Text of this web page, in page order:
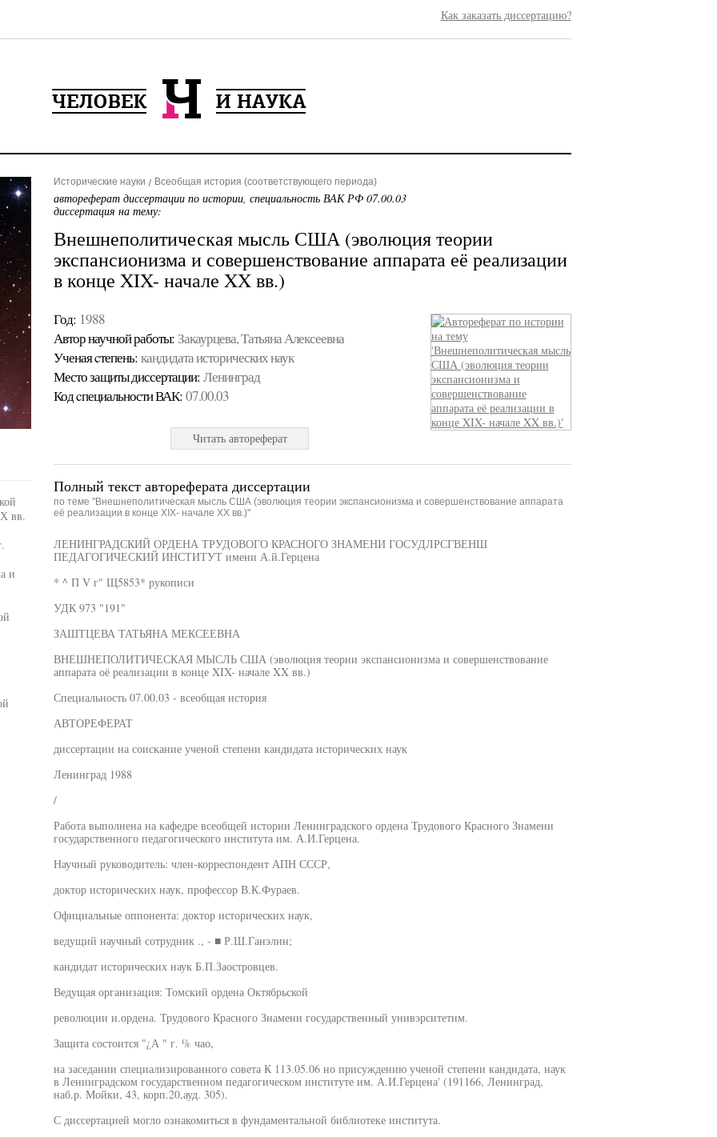
Как заказать диссертацию?
Исторические науки Всеобщая история (соответствующего периода)
автореферат диссертации по истории, специальность ВАК РФ 07.00.03
диссертация на тему:
Внешнеполитическая мысль США (эволюция теории
экспансионизма и совершенствование аппарата её реализации
в конце XIX- начале XX вв.)
Год: 1988
Автор научной работы: Закаурцева, Татьяна Алексеевна
Ученая cтепень: кандидата исторических наук
Место защиты диссертации: Ленинград
Код cпециальности ВАК: 07.00.03
Читать автореферат
Полный текст автореферата диссертации
по теме "Внешнеполитическая мысль США (эволюция теории экспансионизма и совершенствование аппарата
её реализации в конце XIX- начале XX вв.)"
ЛЕНИНГРАДСКИЙ ОРДЕНА ТРУДОВОГО КРАСНОГО ЗНАМЕНИ ГОСУДЛРСГВЕНШ
ПЕДАГОГИЧЕСКИЙ ИНСТИТУТ имени А.й.Герцена
* ^ П V г" Щ5853* рукописи
УДК 973 "191"
ЗАШТЦЕВА ТАТЬЯНА МЕКСЕЕВНА
ВНЕШНЕПОЛИТИЧЕСКАЯ МЫСЛЬ США (эволюция теории экспансионизма и совершенствование
аппарата оё реализации в конце XIX- начале XX вв.)
Специальность 07.00.03 - всеобщая история
АВТОРЕФЕРАТ
диссертации на соискание ученой степени кандидата исторических наук
Ленинград 1988
/
Работа выполнена на кафедре всеобщей истории Ленинградского ордена Трудового Красного Знамени
государственного педагогического института им. А.И.Герцена.
Научный руководитель: член-корреспондент АПН СССР,
доктор исторических наук, профессор В.К.Фураев.
Официальные оппонента: доктор исторических наук,
ведущий научный сотрудник ., - ■ Р.Ш.Ганэлин;
кандидат исторических наук Б.П.Заостровцев.
Ведущая организация: Томский ордена Октябрьской
революции и.ордена. Трудового Красного Знамени государственный унивэрситетим.
Защита состоится "¿А " г. % чао,
на заседании специализированного совета К 113.05.06 но присуждению ученой степени кандидата, наук
в Ленинградском государственном педагогическом институте им. А.И.Герцена' (191166, Ленинград,
наб.р. Мойки, 43, корп.20,ауд. 305).
С диссертацией могло ознакомиться в фундаментальной библиотеке института.
вв.
и